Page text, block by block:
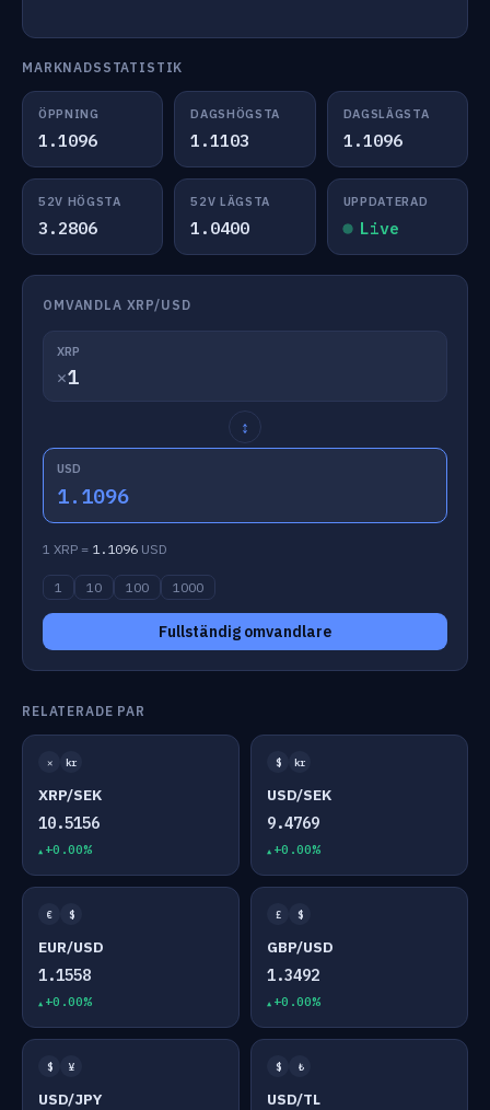
MARKNADSSTATISTIK
ÖPPNING
1.1096
DAGSHÖGSTA
1.1103
DAGSLÄGSTA
1.1096
52V HÖGSTA
3.2806
52V LÄGSTA
1.0400
UPPDATERAD
Live
OMVANDLA XRP/USD
XRP
✕
↕
USD
1.1096
1 XRP = 1.1096 USD
1 10 100 1000
Fullständig omvandlare
RELATERADE PAR
✕ kr
XRP/SEK
10.5156
+0.00%
$ kr
USD/SEK
9.4769
+0.00%
€ $
EUR/USD
1.1558
+0.00%
£ $
GBP/USD
1.3492
+0.00%
$ ¥
USD/JPY
$ ₺
USD/TL